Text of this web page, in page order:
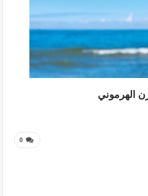
الهرموني
0